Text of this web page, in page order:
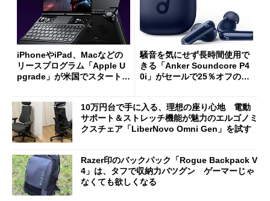
iPhoneやiPad、Macなどの
リースプログラム「Apple U
pgrade」が米国でスタート／
ut」が明...
騒音を気にせず長時間使用で
きる「Anker Soundcore P4
0i」がセールで25％オフの59
10万円台で手に入る、理想の座り心地 電動
サポート＆ストレッチ機能が魅力のエルゴノミ
クスチェア「LiberNovo Omni Gen」を試す
Razer印のバックパック「Rogue Backpack V
4」は、タフで収納力バツグン ゲーマーじゃ
なくても欲しくなる